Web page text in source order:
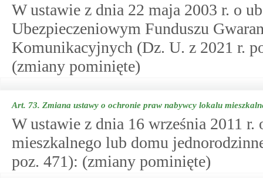
W ustawie z dnia 22 maja 2003 r. o
Ubezpieczeniowym Funduszu
Komunikacyjnych (Dz. U. z 2021 r.
(zmiany pominięte)
Art. 73. Zmiana ustawy o ochronie praw nabywcy lokalu
W ustawie z dnia 16 września 2011
mieszkalnego lub domu
poz. 471): (zmiany pominięte)